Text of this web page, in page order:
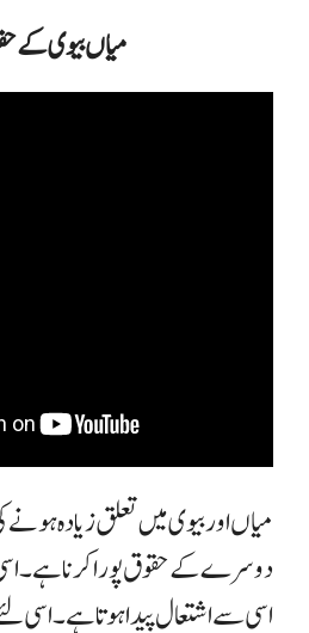
میاں بیوی کے
میاں اور بیوی میں تعلق زیادہ
دوسرے کے حقوق پورا کرنا ہے ۔
اسی سے اشتعال پیدا ہوتا ہے ۔ اسی